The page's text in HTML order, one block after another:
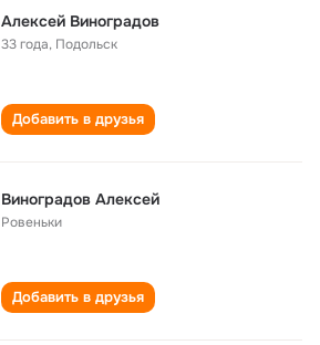
Алексей Виноградов
33 года, Подольск
Добавить в друзья
Виноградов Алексей
Ровеньки
Добавить в друзья